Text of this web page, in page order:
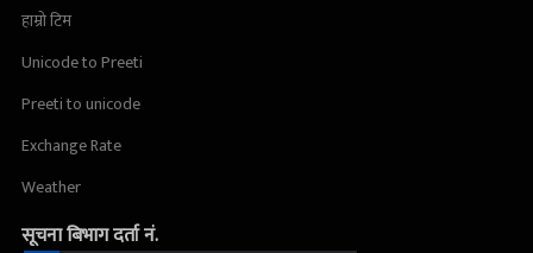
हाम्रो टिम
Unicode to Preeti
Preeti to unicode
Exchange Rate
Weather
सूचना बिभाग दर्ता नं.